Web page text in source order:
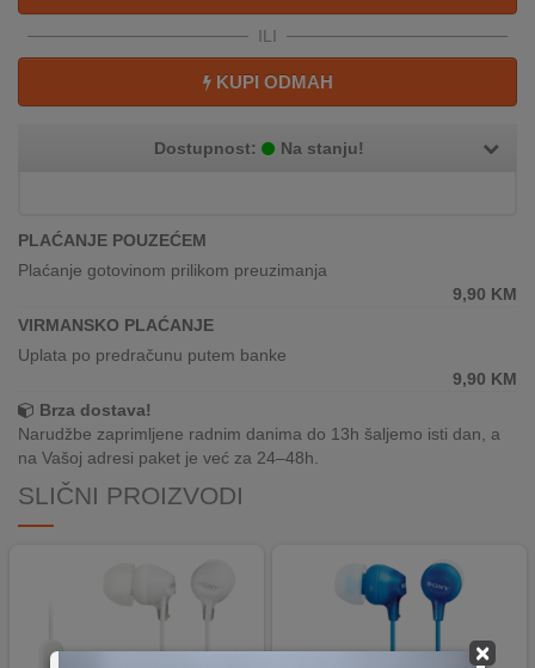
KUPOVINA
NA
O
NAMA
KATALOZI
KUPITI?
KUPOVINA
INOSTRANSTVA
UČINKOVITOSTI
DIGITALIS ×
ILI
KUPI ODMAH
Dostupnost: Na stanju!
PLAĆANJE POUZEĆEM
Plaćanje gotovinom prilikom preuzimanja
9,90 KM
VIRMANSKO PLAĆANJE
Uplata po predračunu putem banke
9,90 KM
Brza dostava!
Narudžbe zaprimljene radnim danima do 13h šaljemo isti dan, a
na Vašoj adresi paket je već za 24–48h.
SLIČNI PROIZVODI